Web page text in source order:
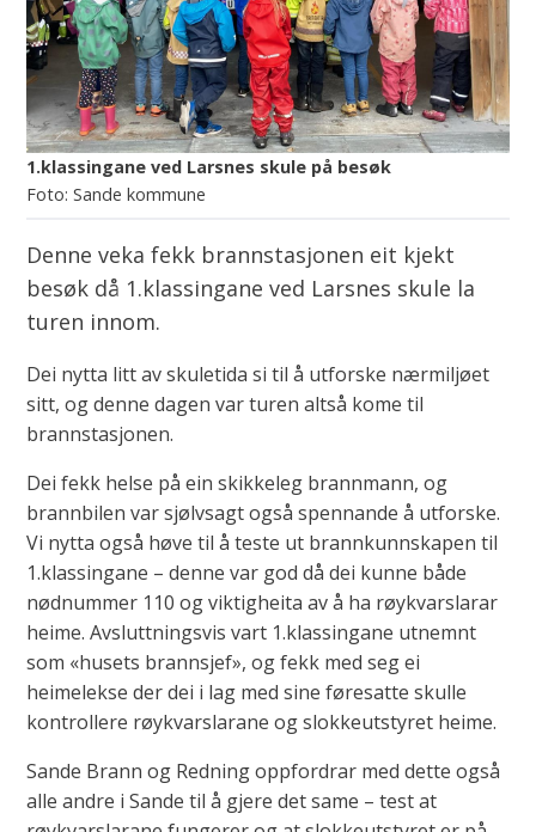
1.klassingane ved Larsnes skule på besøk
Sande kommune
Denne veka fekk brannstasjonen eit kjekt
besøk då 1.klassingane ved Larsnes skule la
turen innom.
Dei nytta litt av skuletida si til å utforske nærmiljøet
sitt, og denne dagen var turen altså kome til
brannstasjonen.
Dei fekk helse på ein skikkeleg brannmann, og
brannbilen var sjølvsagt også spennande å utforske.
Vi nytta også høve til å teste ut brannkunnskapen til
1.klassingane – denne var god då dei kunne både
nødnummer 110 og viktigheita av å ha røykvarslarar
heime. Avsluttningsvis vart 1.klassingane utnemnt
som «husets brannsjef», og fekk med seg ei
heimelekse der dei i lag med sine føresatte skulle
kontrollere røykvarslarane og slokkeutstyret heime.
Sande Brann og Redning oppfordrar med dette også
alle andre i Sande til å gjere det same – test at